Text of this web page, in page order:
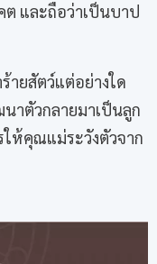
และถือว่าเป็นบาป
ายสัตว์แต่อย่างใด
าตัวกลายมาเป็นลูก
ให้คุณแม่ระวังตัวจาก